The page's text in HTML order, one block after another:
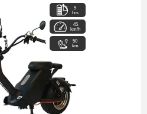
5
hrs
45
km/h
50
km